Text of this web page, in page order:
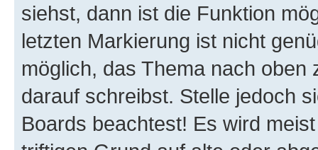
siehst, dann ist die Funktion
letzten Markierung ist nicht
möglich, das Thema nach oben
darauf schreibst. Stelle jedoch
Boards beachtest! Es wird